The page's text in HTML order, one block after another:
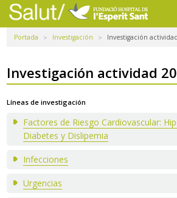
Navegación
principal
Usuarios
Profesionales
Investigación
Intranet
Portada Investigación Investigación
Investigación actividad
Líneas de investigación
Factores de Riesgo Cardiovascular:
Diabetes y Dislipemia
Infecciones
Urgencias